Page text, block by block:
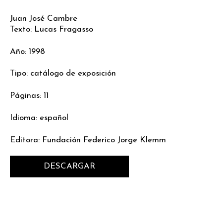
Juan José Cambre
Texto: Lucas Fragasso
Año: 1998
Tipo: catálogo de exposición
Páginas: 11
Idioma: español
Editora: Fundación Federico Jorge Klemm
DESCARGAR